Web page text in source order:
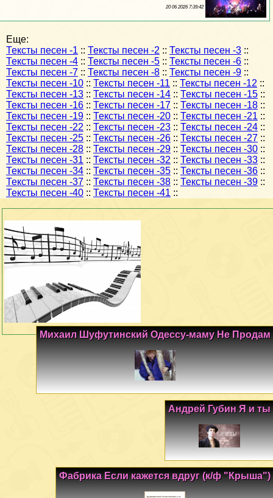
20 06 2026 7:39:42
Еще:
Тексты песен -1 :: Тексты песен -2 :: Тексты песен -3 ::
Тексты песен -4 :: Тексты песен -5 :: Тексты песен -6 ::
Тексты песен -7 :: Тексты песен -8 :: Тексты песен -9 ::
Тексты песен -10 :: Тексты песен -11 :: Тексты песен -12 ::
Тексты песен -13 :: Тексты песен -14 :: Тексты песен -15 ::
Тексты песен -16 :: Тексты песен -17 :: Тексты песен -18 ::
Тексты песен -19 :: Тексты песен -20 :: Тексты песен -21 ::
Тексты песен -22 :: Тексты песен -23 :: Тексты песен -24 ::
Тексты песен -25 :: Тексты песен -26 :: Тексты песен -27 ::
Тексты песен -28 :: Тексты песен -29 :: Тексты песен -30 ::
Тексты песен -31 :: Тексты песен -32 :: Тексты песен -33 ::
Тексты песен -34 :: Тексты песен -35 :: Тексты песен -36 ::
Тексты песен -37 :: Тексты песен -38 :: Тексты песен -39 ::
Тексты песен -40 :: Тексты песен -41 ::
Михаил Шуфутинский Одессу-маму Не Продам
Андрей Губин Я и ты
Фабрика Если кажется вдруг (к/ф "Крыша")